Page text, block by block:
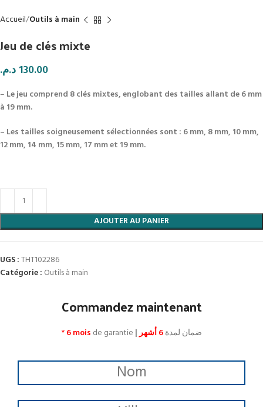
Accueil Outils à main
Jeu de clés mixte
130.00 د.م.
– Le jeu comprend 8 clés mixtes, englobant des tailles allant de 6 mm
à 19 mm.
– Les tailles soigneusement sélectionnées sont : 6 mm, 8 mm, 10 mm,
12 mm, 14 mm, 15 mm, 17 mm et 19 mm.
AJOUTER AU PANIER
UGS :THT102286
Catégorie : Outils à main
Commandez maintenant
*6 mois de garantie | ضمان لمدة6 أشهر